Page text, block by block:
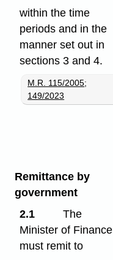
within the time
periods and in the
manner set out in
sections 3 and 4.
M.R. 115/2005;
149/2023
Remittance by
government
2.1
The
Minister of Finance
must remit to